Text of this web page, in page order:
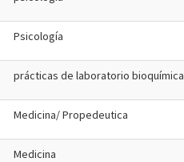
Psicología
prácticas de laboratorio bioquímica
Medicina/ Propedeutica
Medicina